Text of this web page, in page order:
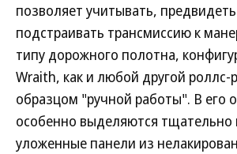
позволяет учитывать,
подстраивать трансмиссию к
типу дорожного полотна,
Wraith, как и любой другой роллс-
образцом "ручной работы". В его
особенно выделяются
уложенные панели из